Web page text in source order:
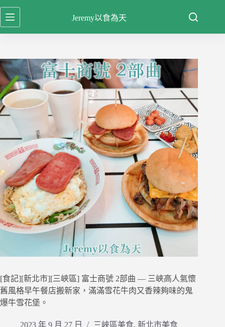
跳
至
容
Jeremy以食為天
[食記][新北市][三峽區] 富士商號 2部曲 — 三峽高人氣懷
舊風格早午餐店搬新家，滿滿雪花牛肉又香辣夠味的鬼
爆牛雪花堡。
2023 年 9 月 27 日 三峽區美食, 新北市美食